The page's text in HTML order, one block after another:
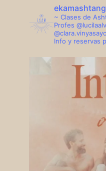
~ Clases de
Profes
Info y reservas